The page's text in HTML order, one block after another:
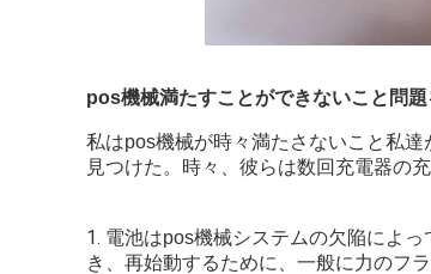
pos機械満たすことができないこと問題
私はpos機械が時々満たさないこと私
見つけた。時々、彼らは数回充電器の
1. 電池はpos機械システムの欠陥によ
き、再始動するために、一般に力のフ